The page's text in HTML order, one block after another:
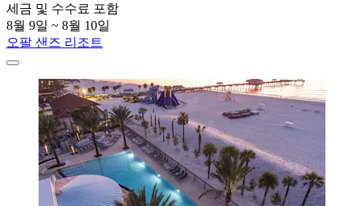
세금 및 수수료 포함
8월 9일 ~ 8월 10일
오팔 샌즈 리조트